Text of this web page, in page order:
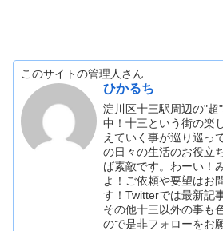
このサイトの管理人さん
ひかるち
淀川区十三駅周辺の"
中！十三という街の楽
えていく事が巡り巡っ
の日々の生活のお役立
ば素敵です。わーい！
よ！ご依頼や要望はお
す！Twitterでは最新記
その他十三以外の事も
ので是非フォローをお